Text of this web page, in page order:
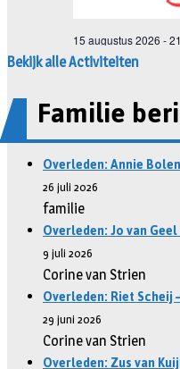
Bekijk alle Activiteiten
Familie
Overleden: Annie
26 juli 2026
familie
Overleden: Jo van
9 juli 2026
Corine van Strien
Overleden: Riet Scheij
29 juni 2026
Corine van Strien
Overleden: Zus van